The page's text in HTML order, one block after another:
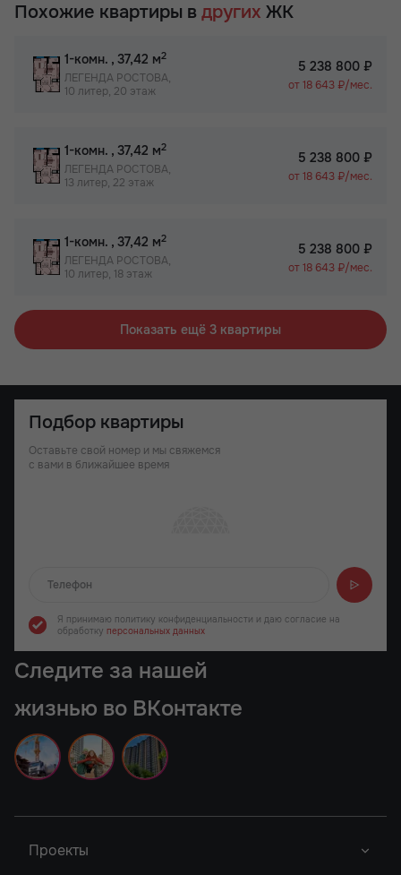
Похожие квартиры в других ЖК
1-комн. , 37,42 м2
ЛЕГЕНДА РОСТОВА,
10 литер, 20 этаж
5 238 800 ₽
от 18 643 ₽/мес.
1-комн. , 37,42 м2
ЛЕГЕНДА РОСТОВА,
13 литер, 22 этаж
5 238 800 ₽
от 18 643 ₽/мес.
1-комн. , 37,42 м2
ЛЕГЕНДА РОСТОВА,
10 литер, 18 этаж
5 238 800 ₽
от 18 643 ₽/мес.
Показать ещё 3 квартиры
Подбор квартиры
Оставьте свой номер и мы свяжемся
с вами в ближайшее время
Я принимаю политику конфиденциальности и даю согласие на
обработку персональных данных
Следите за нашей
жизнью во ВКонтакте
Проекты